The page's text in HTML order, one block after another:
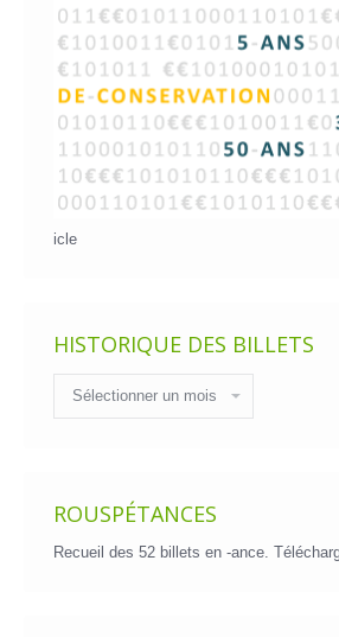
icle
HISTORIQUE DES BILLETS
des
billets
ROUSPÉTANCES
Recueil des 52 billets en -ance.